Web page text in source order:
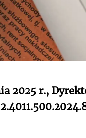
2025 r.,